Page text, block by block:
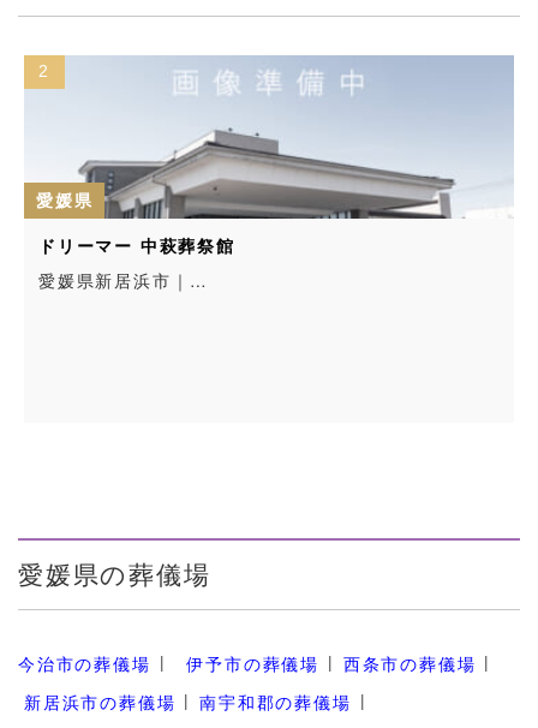
2
愛媛県
ドリーマー 中萩葬祭館
愛媛県新居浜市｜…
愛媛県の葬儀場
今治市の葬儀場 伊予市の葬儀場
西条市の葬儀場
新居浜市の葬儀場
南宇和郡の葬儀場